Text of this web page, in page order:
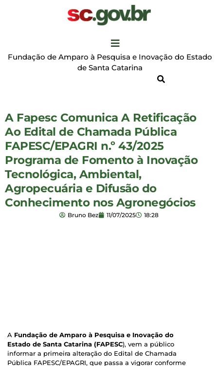
Fundação de Amparo à Pesquisa e Inovação do Estado
de Santa Catarina
A Fapesc Comunica A Retificação
Ao Edital de Chamada Pública
FAPESC/EPAGRI n.º 43/2025
Programa de Fomento à Inovação
Tecnológica, Ambiental,
Agropecuária e Difusão do
Conhecimento nos Agronegócios
Bruno Bez 11/07/2025 18:28
A Fundação de Amparo à Pesquisa e Inovação do
Estado de Santa Catarina (FAPESC), vem a público
informar a primeira alteração do Edital de Chamada
Pública FAPESC/EPAGRI, que passa a vigorar conforme